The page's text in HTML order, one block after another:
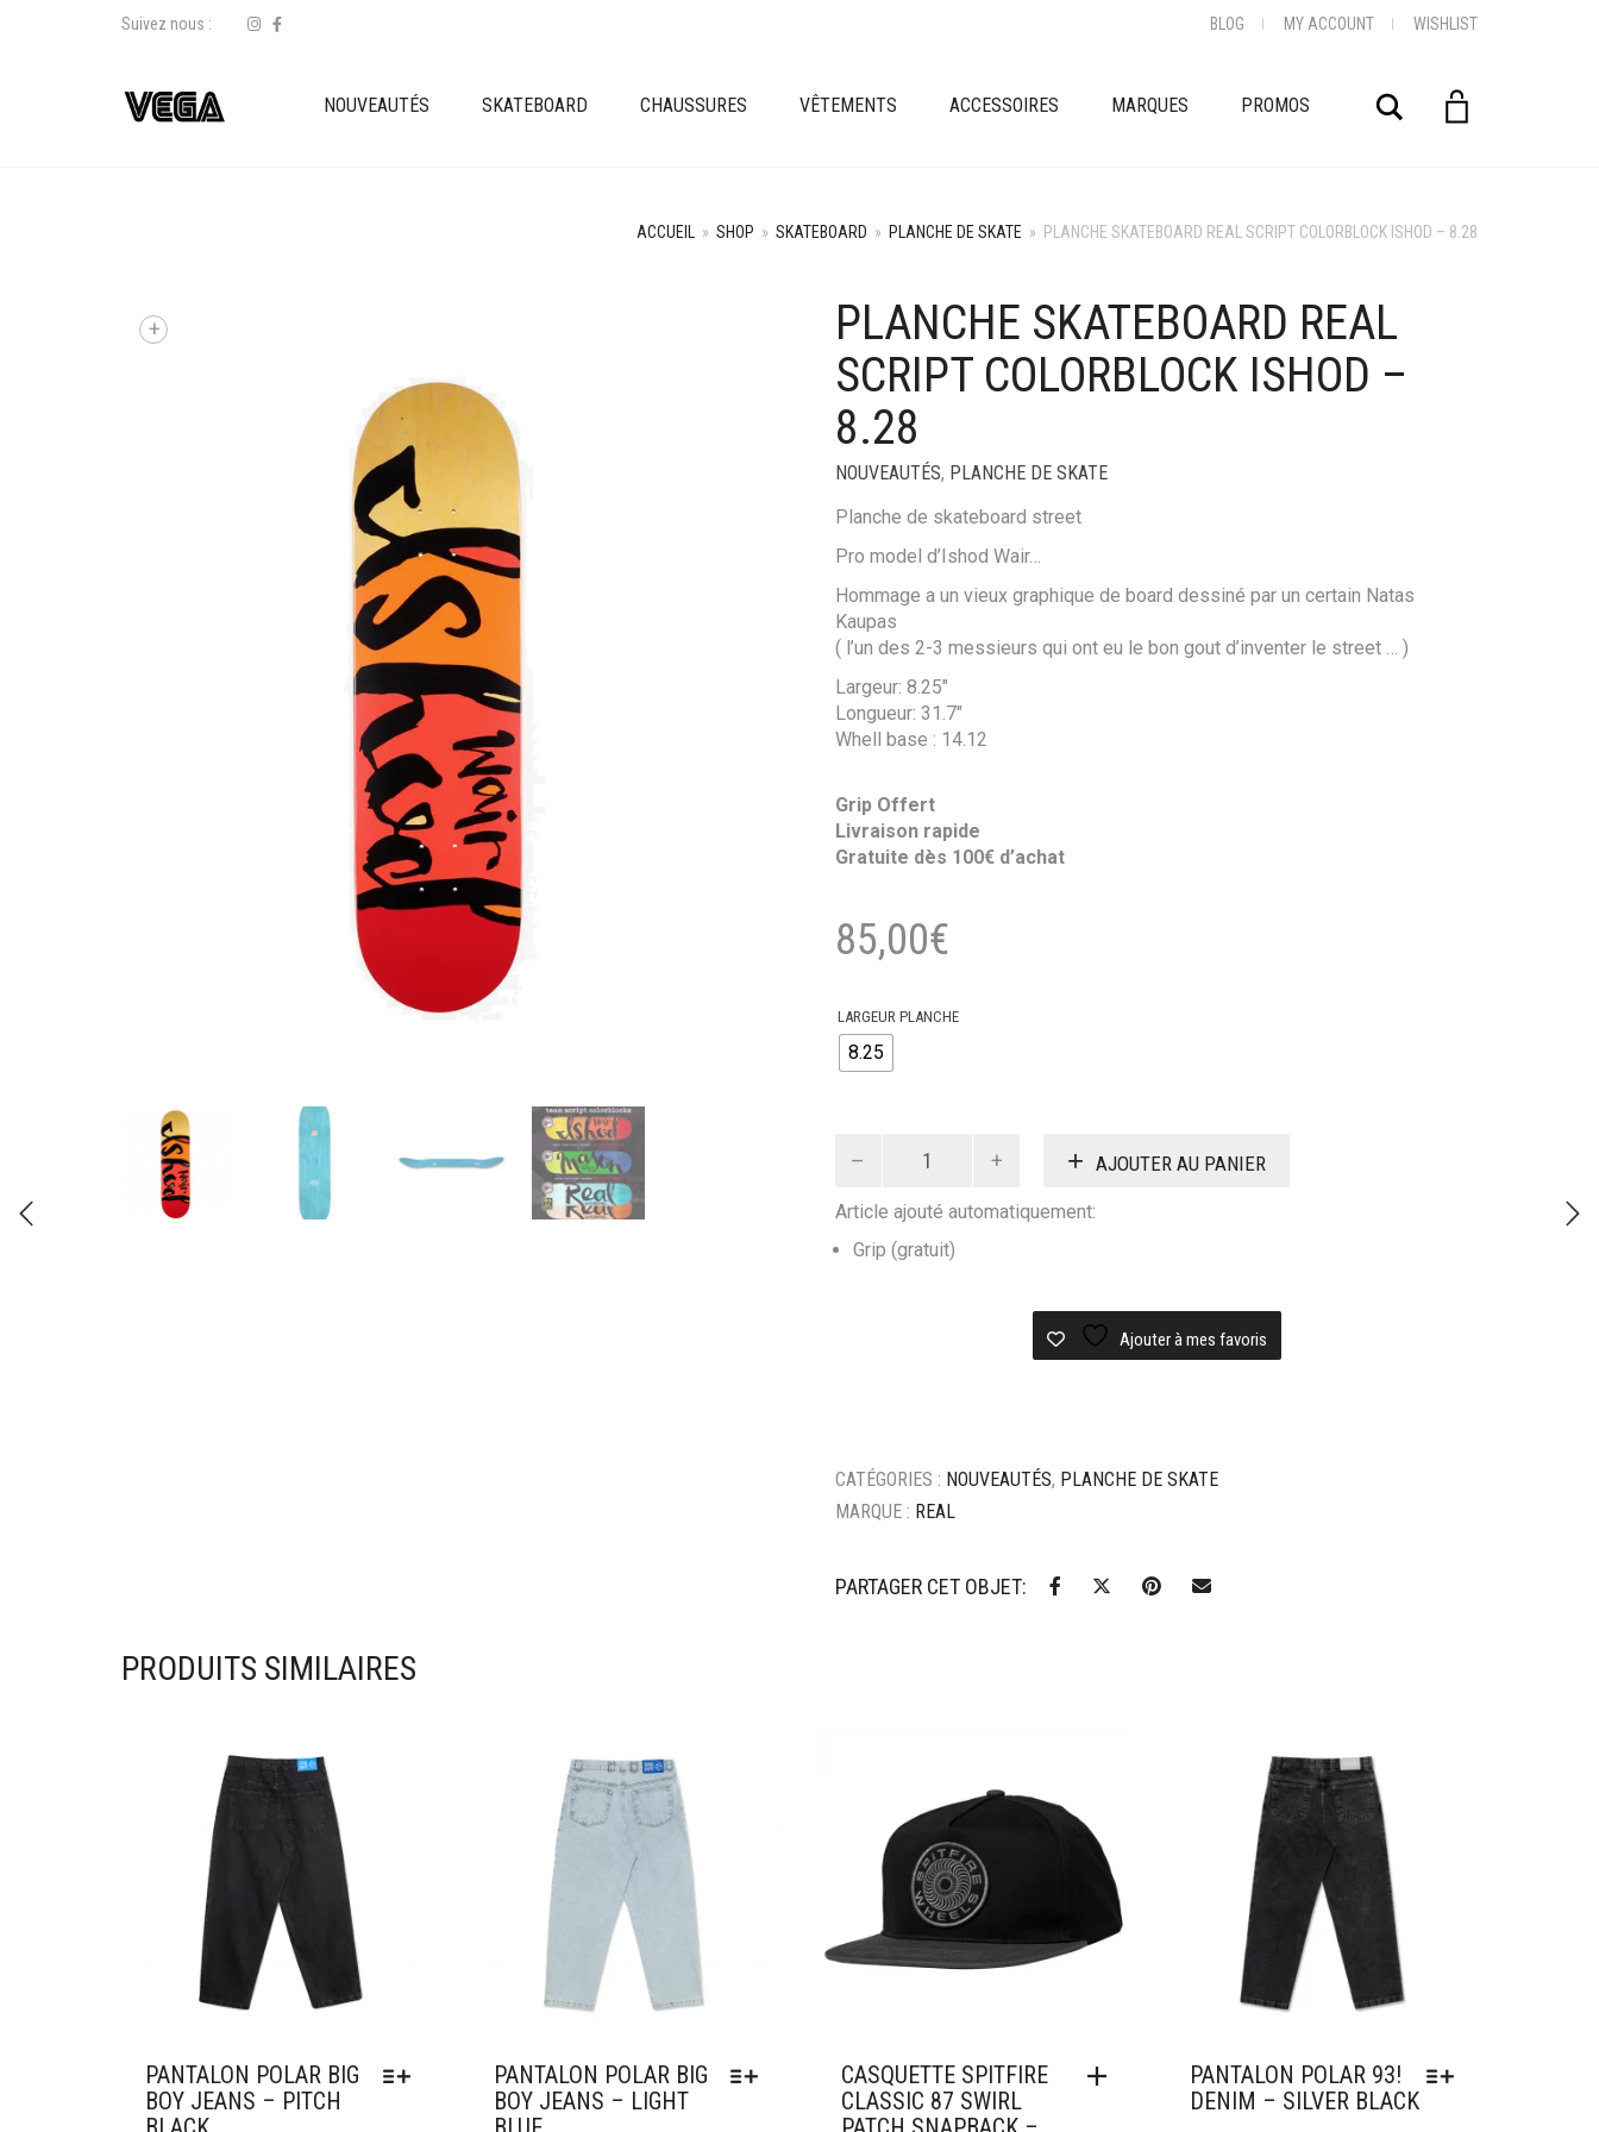
Suivez nous : BLOG MY ACCOUNT WISHLIST
NOUVEAUTÉS SKATEBOARD CHAUSSURES VÊTEMENTS ACCESSOIRES MARQUES PROMOS Rechercher
ACCUEIL » SHOP » SKATEBOARD » PLANCHE DE SKATE » PLANCHE SKATEBOARD REAL SCRIPT COLORBLOCK ISHOD – 8.28
+
PLANCHE SKATEBOARD REAL
SCRIPT COLORBLOCK ISHOD –
8.28
NOUVEAUTÉS, PLANCHE DE SKATE
Planche de skateboard street
Pro model d’Ishod Wair…
Hommage a un vieux graphique de board dessiné par un certain Natas
Kaupas
( l’un des 2-3 messieurs qui ont eu le bon gout d’inventer le street … )
Largeur: 8.25″
Longueur: 31.7″
Whell base : 14.12
Grip Offert
Livraison rapide
Gratuite dès 100€ d’achat
85,00€
LARGEUR PLANCHE
8.25
skateboard
real
AJOUTER AU PANIER
Article ajouté automatiquement:
Grip (gratuit)
Ajouter à mes favoris
CATÉGORIES : NOUVEAUTÉS, PLANCHE DE SKATE
MARQUE : REAL
PARTAGER CET OBJET:
PRODUITS SIMILAIRES
Ajouter à mes favoris
PANTALON POLAR BIG
BOY JEANS – PITCH
Ajouter à mes favoris
PANTALON POLAR BIG
BOY JEANS – LIGHT
CASQUETTE SPITFIRE
CLASSIC 87 SWIRL
Ajouter à mes favoris
PANTALON POLAR 93!
DENIM – SILVER BLACK